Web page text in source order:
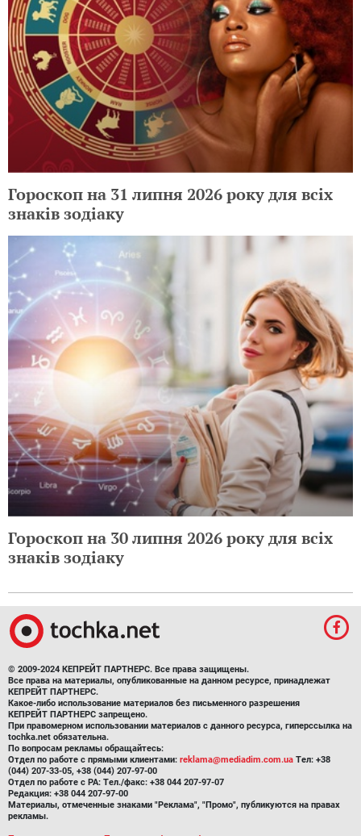
Гороскоп на 31 липня 2026 року для всіх
знаків зодіаку
Гороскоп на 30 липня 2026 року для всіх
знаків зодіаку
© 2009-2024 КЕПРЕЙТ ПАРТНЕРС. Все права защищены.
Все права на материалы, опубликованные на данном ресурсе, принадлежат
КЕПРЕЙТ ПАРТНЕРС.
Какое-либо использование материалов без письменного разрешения
КЕПРЕЙТ ПАРТНЕРС запрещено.
При правомерном использовании материалов с данного ресурса, гиперссылка на
tochka.net обязательна.
По вопросам рекламы обращайтесь:
Отдел по работе с прямыми клиентами: reklama@mediadim.com.ua Тел: +38
(044) 207-33-05, +38 (044) 207-97-00
Отдел по работе с РА: Тел./факс: +38 044 207-97-07
Редакция: +38 044 207-97-00
Материалы, отмеченные знаками "Реклама", "Промо", публикуются на правах
рекламы.